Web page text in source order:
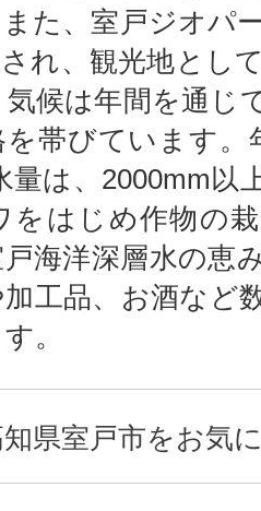
た、室戸ジオパ
れ、観光地とし
候は年間を通じ
帯びています。
は、2000mm以
をはじめ作物の
海洋深層水の恵
工品、お酒など
。
県室戸市をお気